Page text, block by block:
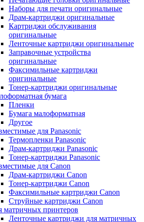
Наборы для печати оригинальные
Драм-картриджи оригинальные
Картриджи обслуживания
оригинальные
Ленточные картриджи оригинальные
Заправочные устройства
оригинальные
Факсимильные картриджи
оригинальные
Тонер-картриджи оригинальные
бумага
Пленки
Бумага малоформатная
Другое
для Panasonic
Термопленки Panasonic
Драм-картриджи Panasonic
Тонер-картриджи Panasonic
для Canon
Драм-картриджи Canon
Тонер-картриджи Canon
Факсимильные картриджи Canon
Струйные картриджи Canon
матричных принтеров
Ленточные картриджи для матричных